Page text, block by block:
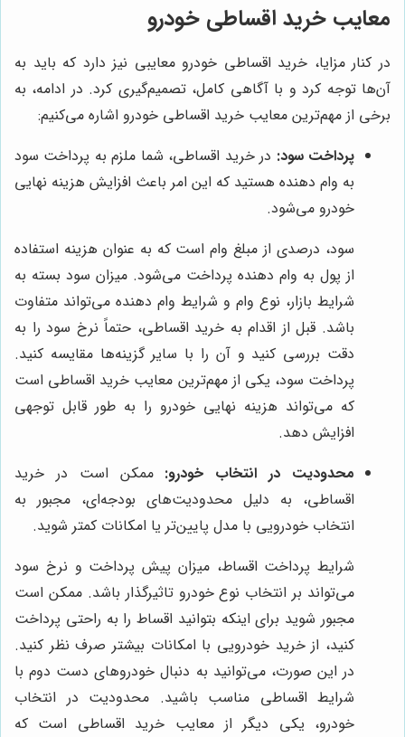
معایب خرید اقساطی خودرو
در کنار مزایا، خرید اقساطی خودرو معایبی نیز دارد که باید به
آن‌ها توجه کرد و با آگاهی کامل، تصمیم‌گیری کرد. در ادامه، به
برخی از مهم‌ترین معایب خرید اقساطی خودرو اشاره می‌کنیم:
پرداخت سود: در خرید اقساطی، شما ملزم به پرداخت سود
به وام دهنده هستید که این امر باعث افزایش هزینه نهایی
خودرو می‌شود.
سود، درصدی از مبلغ وام است که به عنوان هزینه استفاده
از پول به وام دهنده پرداخت می‌شود. میزان سود بسته به
شرایط بازار، نوع وام و شرایط وام دهنده می‌تواند متفاوت
باشد. قبل از اقدام به خرید اقساطی، حتماً نرخ سود را به
دقت بررسی کنید و آن را با سایر گزینه‌ها مقایسه کنید.
پرداخت سود، یکی از مهم‌ترین معایب خرید اقساطی است
که می‌تواند هزینه نهایی خودرو را به طور قابل توجهی
افزایش دهد.
محدودیت در انتخاب خودرو: ممکن است در خرید
اقساطی، به دلیل محدودیت‌های بودجه‌ای، مجبور به
انتخاب خودرویی با مدل پایین‌تر یا امکانات کمتر شوید.
شرایط پرداخت اقساط، میزان پیش پرداخت و نرخ سود
می‌تواند بر انتخاب نوع خودرو تاثیرگذار باشد. ممکن است
مجبور شوید برای اینکه بتوانید اقساط را به راحتی پرداخت
کنید، از خرید خودرویی با امکانات بیشتر صرف نظر کنید.
در این صورت، می‌توانید به دنبال خودروهای دست دوم با
شرایط اقساطی مناسب باشید. محدودیت در انتخاب
خودرو، یکی دیگر از معایب خرید اقساطی است که